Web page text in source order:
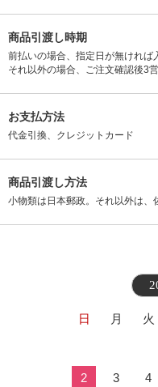
商品引渡し時期
前払いの場合、指定日が無ければ
それ以外の場合、ご注文確認後3
お支払方法
代金引換、クレジットカード
商品引渡し方法
小物類は日本郵政。それ以外は、
日 月 火
2 3 4